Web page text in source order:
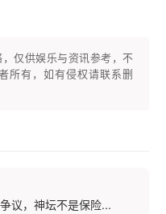
仅供娱乐与资讯参考，不
所有，如有侵权请联系删
议，神坛不是保险...